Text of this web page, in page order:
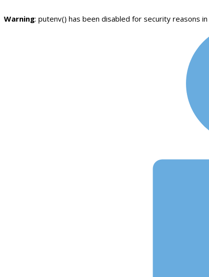
Warning: putenv() has been disabled for security reasons in